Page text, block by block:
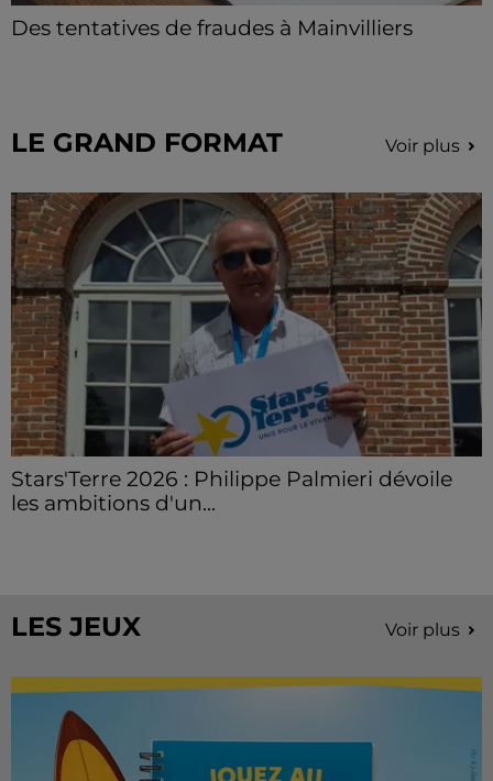
Des tentatives de fraudes à Mainvilliers
LE GRAND FORMAT Voir plus
Stars'Terre 2026 : Philippe Palmieri dévoile
les ambitions d'un...
LES JEUX Voir plus